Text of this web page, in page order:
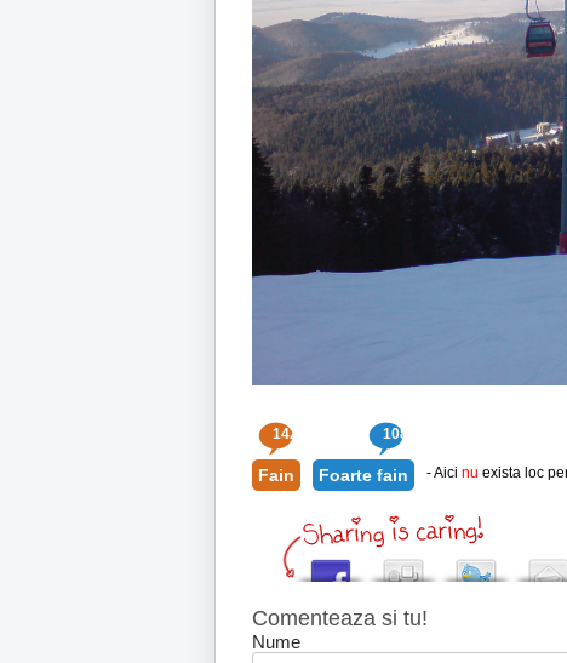
142 108
Fain Foarte fain - Aici nu exista loc
Comenteaza si tu!
Nume